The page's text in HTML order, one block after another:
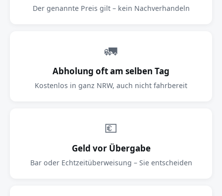
Der genannte Preis gilt – kein Nachverhandeln
🚛
Abholung oft am selben Tag
Kostenlos in ganz NRW, auch nicht fahrbereit
💶
Geld vor Übergabe
Bar oder Echtzeitüberweisung – Sie entscheiden